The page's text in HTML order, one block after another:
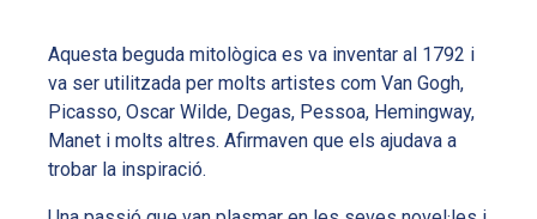
Aquesta beguda mitològica es va inventar al 1792 i
va ser utilitzada per molts artistes com Van Gogh,
Picasso, Oscar Wilde, Degas, Pessoa, Hemingway,
Manet i molts altres. Afirmaven que els ajudava a
trobar la inspiració.